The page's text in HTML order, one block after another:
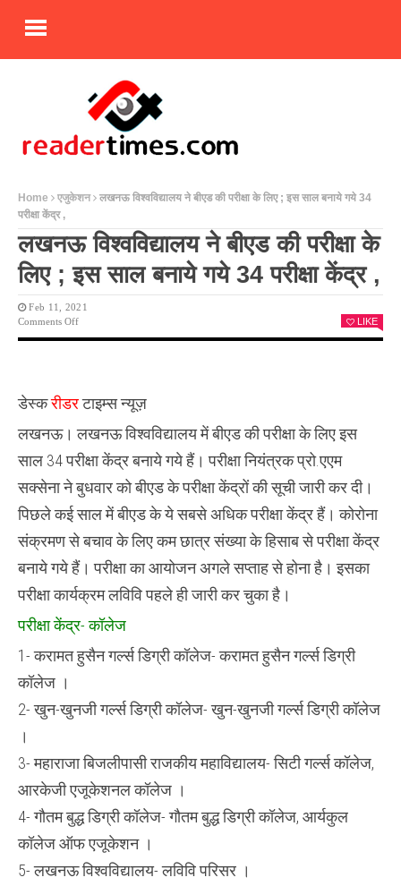
Home एजुकेशन
लखनऊ विश्वविद्यालय ने बीएड की परीक्षा के लिए ; इस साल बनाये गये 34
परीक्षा केंद्र ,
लखनऊ विश्वविद्यालय ने बीएड की परीक्षा के
लिए ; इस साल बनाये गये 34 परीक्षा केंद्र ,
Feb 11, 2021
Comments OffOn
परीक्षा
लिए
इस
बनाये
34
परीक्षा
केंद्र
,
LIKE
डेस्करीडरटाइम्स न्यूज़
लखनऊ। लखनऊ विश्वविद्यालय में बीएड की परीक्षा के लिए इस
साल 34 परीक्षा केंद्र बनाये गये हैं। परीक्षा नियंत्रक प्रो.एएम
सक्सेना ने बुधवार को बीएड के परीक्षा केंद्रों की सूची जारी कर दी।
पिछले कई साल में बीएड के ये सबसे अधिक परीक्षा केंद्र हैं। कोरोना
संक्रमण से बचाव के लिए कम छात्र संख्या के हिसाब से परीक्षा केंद्र
बनाये गये हैं। परीक्षा का आयोजन अगले सप्ताह से होना है। इसका
परीक्षा कार्यक्रम लविवि पहले ही जारी कर चुका है।
परीक्षा केंद्र- कॉलेज
1- करामत हुसैन गर्ल्स डिग्री कॉलेज- करामत हुसैन गर्ल्स डिग्री
कॉलेज ।
2- खुन-खुनजी गर्ल्स डिग्री कॉलेज- खुन-खुनजी गर्ल्स डिग्री कॉलेज
।
3- महाराजा बिजलीपासी राजकीय महाविद्यालय- सिटी गर्ल्स कॉलेज,
आरकेजी एजूकेशनल कॉलेज ।
4- गौतम बुद्ध डिग्री कॉलेज- गौतम बुद्ध डिग्री कॉलेज, आर्यकुल
कॉलेज ऑफ एजूकेशन ।
5- लखनऊ विश्वविद्यालय- लविवि परिसर ।